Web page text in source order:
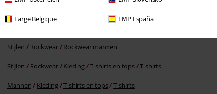
Large Belgique EMP España
Stijlen Rockwear Rockwear mannen
Stijlen Rockwear Kleding T-shirts en tops T-shirts
Mannen Kleding T-shirts en tops T-shirts